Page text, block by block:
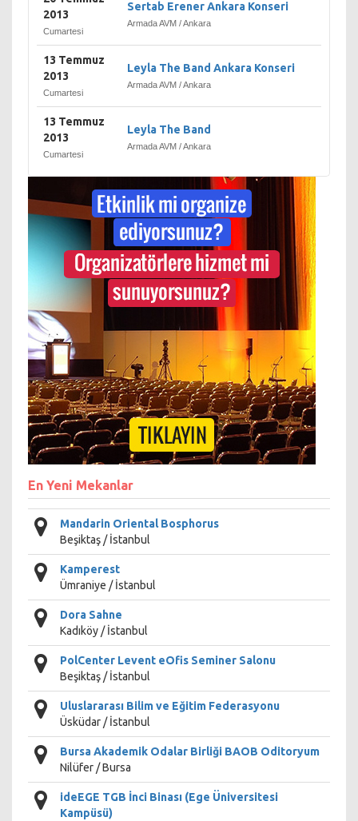
2013
Cumartesi
Sertab Erener Ankara Konseri
Armada AVM / Ankara
13 Temmuz
2013
Cumartesi
Leyla The Band Ankara Konseri
Armada AVM / Ankara
13 Temmuz
2013
Cumartesi
Leyla The Band
Armada AVM / Ankara
En Yeni Mekanlar
Mandarin Oriental Bosphorus
Beşiktaş / İstanbul
Kamperest
Ümraniye / İstanbul
Dora Sahne
Kadıköy / İstanbul
PolCenter Levent eOfis Seminer Salonu
Beşiktaş / İstanbul
Uluslararası Bilim ve Eğitim Federasyonu
Üsküdar / İstanbul
Bursa Akademik Odalar Birliği BAOB Oditoryum
Nilüfer / Bursa
ideEGE TGB İnci Binası (Ege Üniversitesi
Kampüsü)